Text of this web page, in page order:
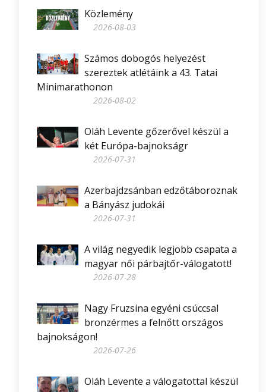
Közlemény
2026-08-03
Számos dobogós helyezést
szereztek atlétáink a 43. Tatai
Minimarathonon
2026-08-02
Oláh Levente gőzerővel készül a
két Európa-bajnokságr
2026-07-31
Azerbajdzsánban edzőtáboroznak
a Bányász judokái
2026-07-31
A világ negyedik legjobb csapata a
magyar női párbajtőr-válogatott!
2026-07-28
Nagy Fruzsina egyéni csúccsal
bronzérmes a felnőtt országos
bajnokságon!
2026-07-26
Oláh Levente a válogatottal készül